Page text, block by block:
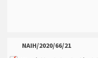
NAIH/2020/66/21